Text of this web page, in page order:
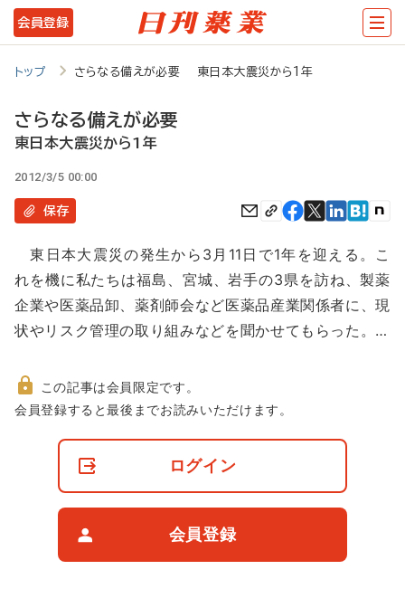
メ
イ
ツ
移
動
会員登録
トップ さらなる備えが必要 東日本大震災から1年
さらなる備えが必要
東日本大震災から1年
2012/3/5 00:00
保存
東日本大震災の発生から3月11日で1年を迎える。こ
れを機に私たちは福島、宮城、岩手の3県を訪ね、製薬
企業や医薬品卸、薬剤師会など医薬品産業関係者に、現
状やリスク管理の取り組みなどを聞かせてもらった。…
非
この記事は会員限定です。
会員登録すると最後までお読みいただけます。
ログイン
会員登録